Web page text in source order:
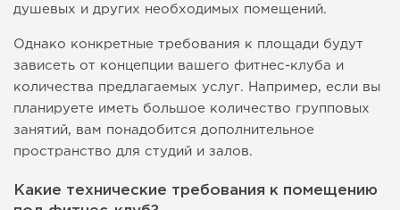
душевых и других необходимых помещений.
Однако конкретные требования к площади будут
зависеть от концепции вашего фитнес-клуба и
количества предлагаемых услуг. Например, если вы
планируете иметь большое количество групповых
занятий, вам понадобится дополнительное
пространство для студий и залов.
Какие технические требования к помещению